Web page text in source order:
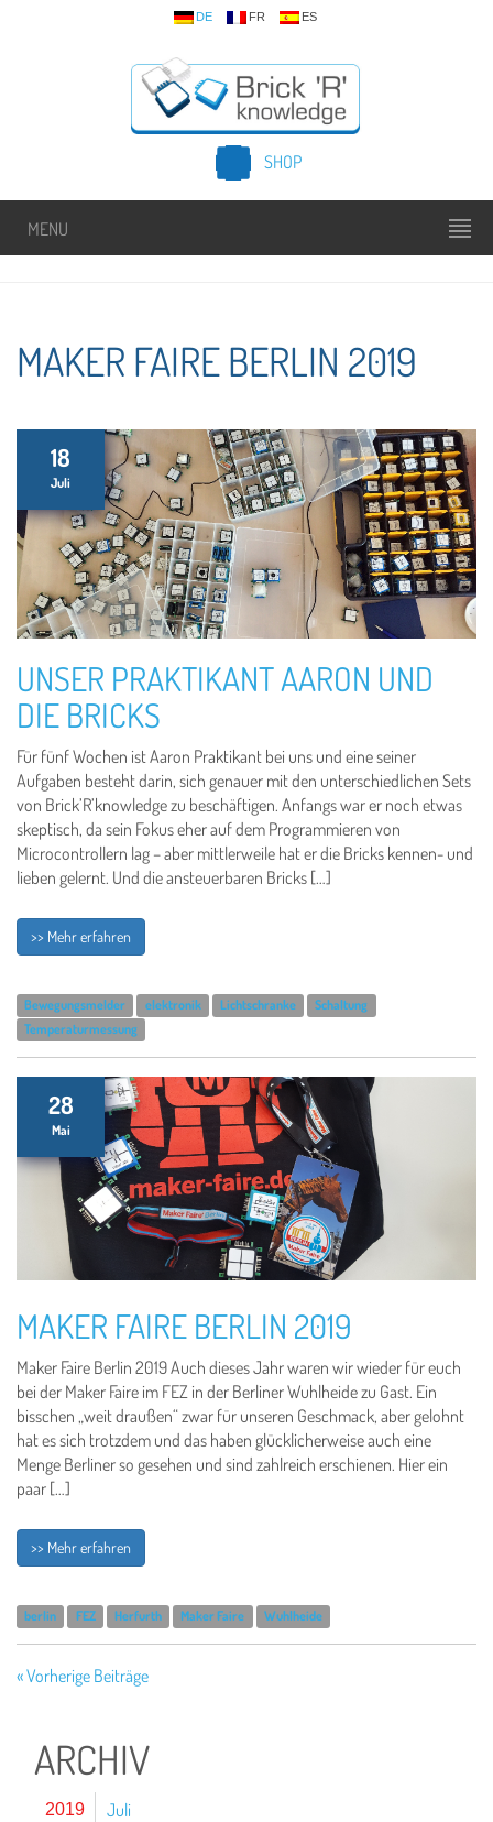
DE FR ES
SHOP
MENU
MAKER FAIRE BERLIN 2019
18
Juli
UNSER PRAKTIKANT AARON UND
DIE BRICKS
Für fünf Wochen ist Aaron Praktikant bei uns und eine seiner
Aufgaben besteht darin, sich genauer mit den unterschiedlichen Sets
von Brick’R’knowledge zu beschäftigen. Anfangs war er noch etwas
skeptisch, da sein Fokus eher auf dem Programmieren von
Microcontrollern lag – aber mittlerweile hat er die Bricks kennen- und
lieben gelernt. Und die ansteuerbaren Bricks […]
>> Mehr erfahren
Bewegungsmelder elektronik Lichtschranke
Schaltung
Temperaturmessung
28
Mai
MAKER FAIRE BERLIN 2019
Maker Faire Berlin 2019 Auch dieses Jahr waren wir wieder für euch
bei der Maker Faire im FEZ in der Berliner Wuhlheide zu Gast. Ein
bisschen „weit draußen“ zwar für unseren Geschmack, aber gelohnt
hat es sich trotzdem und das haben glücklicherweise auch eine
Menge Berliner so gesehen und sind zahlreich erschienen. Hier ein
paar […]
>> Mehr erfahren
berlin FEZ Herfurth Maker Faire Wuhlheide
« Vorherige Beiträge
ARCHIV
2019
Juli